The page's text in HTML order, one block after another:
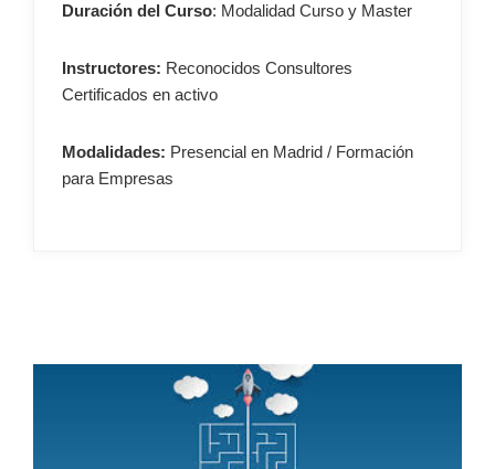
Duración del Curso: Modalidad Curso y Master
Instructores: Reconocidos Consultores
Certificados en activo
Modalidades: Presencial en Madrid / Formación
para Empresas